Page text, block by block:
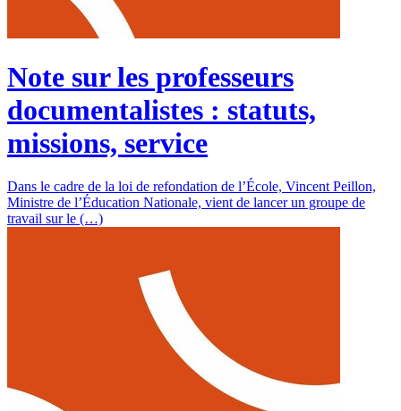
Note sur les professeurs
documentalistes : statuts,
missions, service
Dans le cadre de la loi de refondation de l’École, Vincent Peillon,
Ministre de l’Éducation Nationale, vient de lancer un groupe de
travail sur le (…)